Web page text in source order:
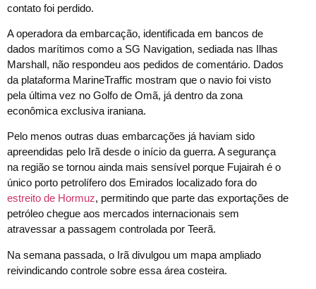
contato foi perdido.
A operadora da embarcação, identificada em bancos de
dados marítimos como a SG Navigation, sediada nas Ilhas
Marshall, não respondeu aos pedidos de comentário. Dados
da plataforma MarineTraffic mostram que o navio foi visto
pela última vez no Golfo de Omã, já dentro da zona
econômica exclusiva iraniana.
Pelo menos outras duas embarcações já haviam sido
apreendidas pelo Irã desde o início da guerra. A segurança
na região se tornou ainda mais sensível porque Fujairah é o
único porto petrolífero dos Emirados localizado fora do
estreito de Hormuz, permitindo que parte das exportações de
petróleo chegue aos mercados internacionais sem
atravessar a passagem controlada por Teerã.
Na semana passada, o Irã divulgou um mapa ampliado
reivindicando controle sobre essa área costeira.